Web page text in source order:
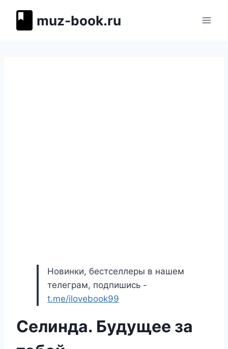
muz-book.ru
Новинки, бестселлеры в нашем
телеграм, подпишись -
t.me/ilovebook99
Селинда. Будущее за